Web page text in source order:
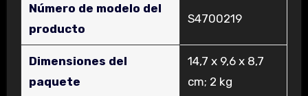
Número de modelo del
producto
‎S4700219
Dimensiones del
paquete
‎14,7 x 9,6 x 8,7
cm; 2 kg